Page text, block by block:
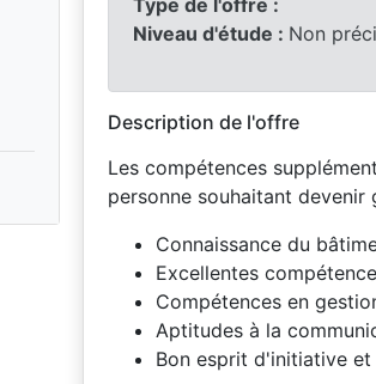
Type de l'offre :
Niveau d'étude : Non
Description de l'offre
Les compétences
personne souhaitant
Connaissance du
Excellentes
Compétences en
Aptitudes à la
Bon esprit d'initiative